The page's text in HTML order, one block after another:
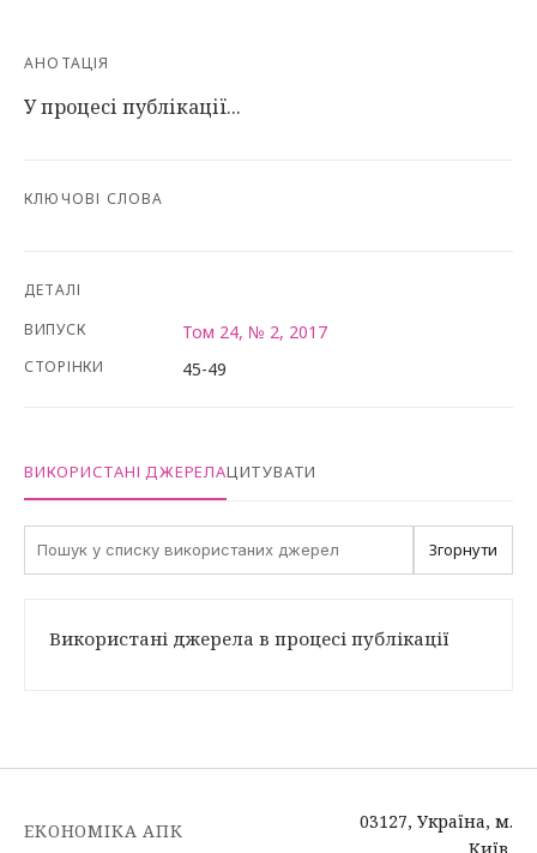
АНОТАЦІЯ
У процесі публікації...
КЛЮЧОВІ СЛОВА
ДЕТАЛІ
ВИПУСК
Том 24, № 2, 2017
СТОРІНКИ 45-49
ВИКОРИСТАНІ ДЖЕРЕЛАЦИТУВАТИ
Згорнути
Використані джерела в процесі публікації
ЕКОНОМІКА АПК
03127, Україна, м.